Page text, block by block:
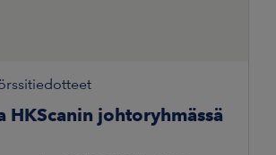
HKScanin johtoryhmässä